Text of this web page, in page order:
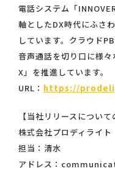
電話システム「
軸としたDX時代にふさ
しています。クラウド
音声通話を切り口に様
X」を推進しています。
URL： https://
【当社リリースについて
株式会社プロディライト
担当：清水
アドレス：